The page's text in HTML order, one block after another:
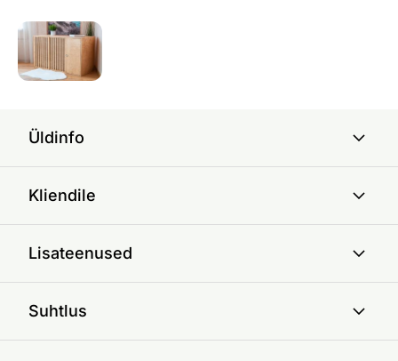
Üldinfo
Kliendile
Lisateenused
Suhtlus